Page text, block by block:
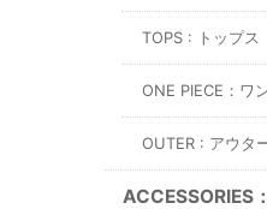
TOPS : トップス
ONE PIECE：ワ
OUTER : アウタ
ACCESSORIES